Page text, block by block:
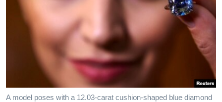
A model poses with a 12.03-carat cushion-shaped blue diamond